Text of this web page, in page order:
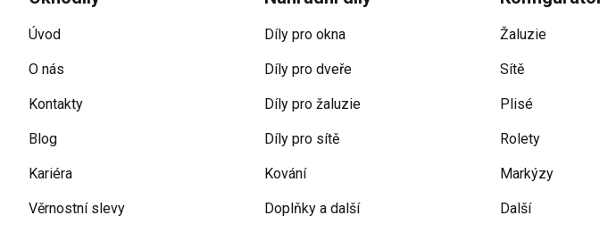
Úvod
O nás
Kontakty
Blog
Kariéra
Věrnostní slevy
Díly pro okna
Díly pro dveře
Díly pro žaluzie
Díly pro sítě
Kování
Doplňky a další
Žaluzie
Sítě
Plisé
Rolety
Markýzy
Další